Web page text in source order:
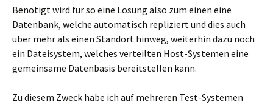
Benötigt wird für so eine Lösung also zum einen eine
Datenbank, welche automatisch repliziert und dies auch
über mehr als einen Standort hinweg, weiterhin dazu noch
ein Dateisystem, welches verteilten Host-Systemen eine
gemeinsame Datenbasis bereitstellen kann.
Zu diesem Zweck habe ich auf mehreren Test-Systemen